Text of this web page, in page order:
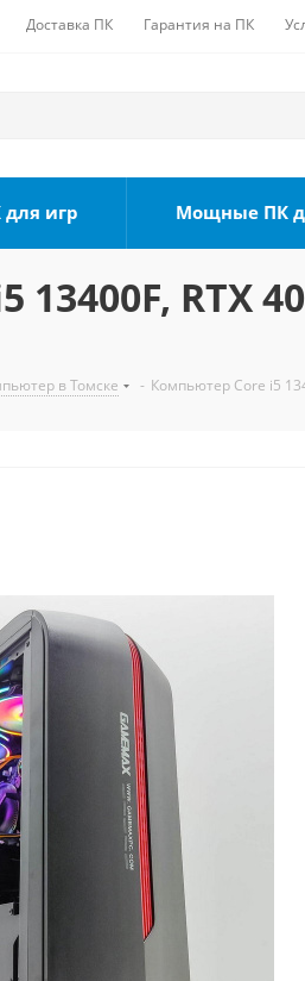
Доставка ПК Гарантия на ПК
игр Мощные ПК
RTX
в Томске - Компьютер Core i5